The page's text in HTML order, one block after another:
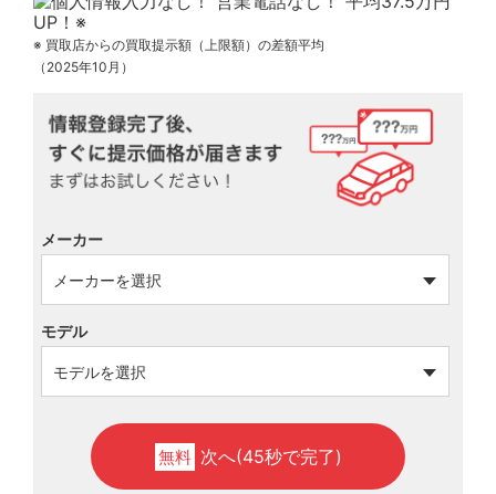
※ 買取店からの買取提示額（上限額）の差額平均
（2025年10月）
メーカー
モデル
無料 次へ(45秒で完了)